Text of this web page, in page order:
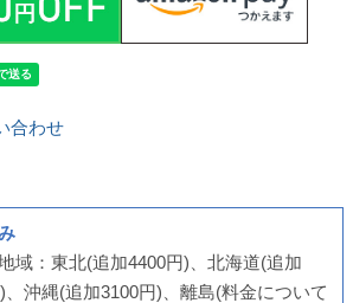
合わせ
域：東北(追加4400円)、北海道(追加
、沖縄(追加3100円)、離島(料金について